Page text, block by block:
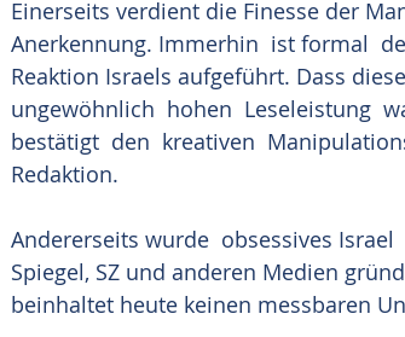
Einerseits verdient die Finesse der
Anerkennung. Immerhin  ist formal
Reaktion Israels aufgeführt. Dass
ungewöhnlich  hohen  Leseleistung
bestätigt  den  kreativen
Redaktion.
Andererseits wurde  obsessives Israel
Spiegel, SZ und anderen Medien
beinhaltet heute keinen messbaren